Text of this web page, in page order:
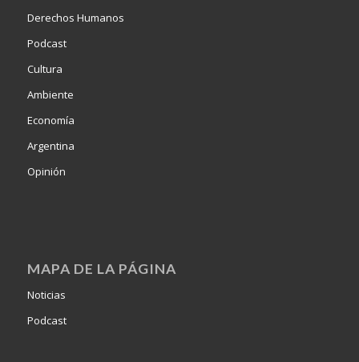
Derechos Humanos
Podcast
Cultura
Ambiente
Economía
Argentina
Opinión
MAPA DE LA PÁGINA
Noticias
Podcast